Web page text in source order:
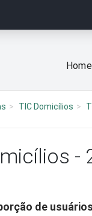
Home
TIC Domicílios
-
de